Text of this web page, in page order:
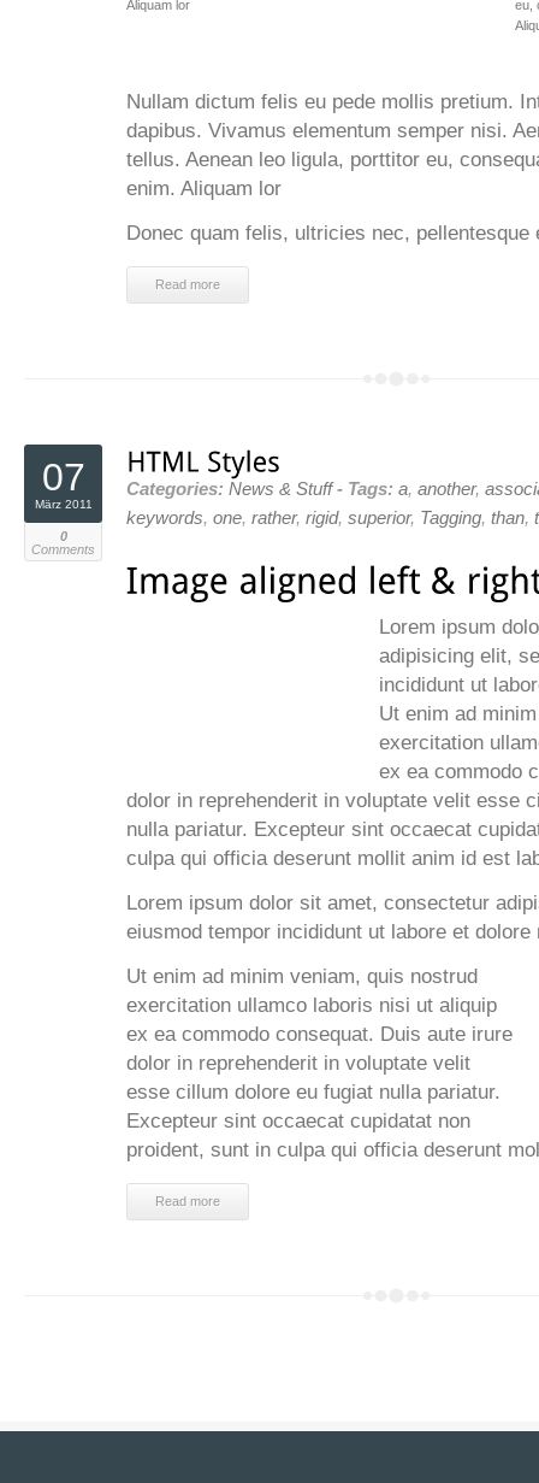
Aliquam lor
eu,
Nullam dictum felis eu pede mollis pretium.
dapibus. Vivamus elementum semper nisi.
tellus. Aenean leo ligula, porttitor eu,
enim. Aliquam lor
Donec quam felis, ultricies nec,
Read more
07
März 2011
0
Comments
Categories: News & Stuff- Tags: a, another,
keywords, one, rather, rigid, superior, Tagging, than,
Lorem ipsum
adipisicing elit,
incididunt ut
Ut enim ad
exercitation
ex ea commodo
dolor in reprehenderit in voluptate velit esse
nulla pariatur. Excepteur sint occaecat
culpa qui officia deserunt mollit anim id est
Lorem ipsum dolor sit amet, consectetur
eiusmod tempor incididunt ut labore et dolore
Ut enim ad minim veniam, quis nostrud
exercitation ullamco laboris nisi ut aliquip
ex ea commodo consequat. Duis aute irure
dolor in reprehenderit in voluptate velit
esse cillum dolore eu fugiat nulla pariatur.
Excepteur sint occaecat cupidatat non
proident, sunt in culpa qui officia deserunt
Read more